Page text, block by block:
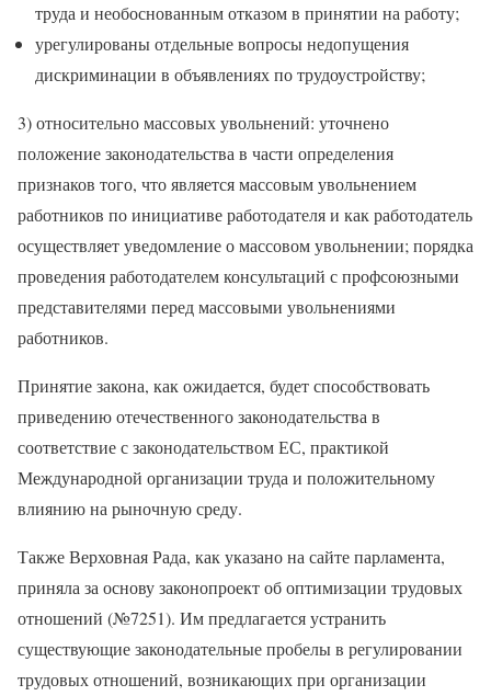
труда и необоснованным отказом в принятии на работу;
урегулированы отдельные вопросы недопущения
дискриминации в объявлениях по трудоустройству;
3) относительно массовых увольнений: уточнено
положение законодательства в части определения
признаков того, что является массовым увольнением
работников по инициативе работодателя и как работодатель
осуществляет уведомление о массовом увольнении; порядка
проведения работодателем консультаций с профсоюзными
представителями перед массовыми увольнениями
работников.
Принятие закона, как ожидается, будет способствовать
приведению отечественного законодательства в
соответствие с законодательством ЕС, практикой
Международной организации труда и положительному
влиянию на рыночную среду.
Также Верховная Рада, как указано на сайте парламента,
приняла за основу законопроект об оптимизации трудовых
отношений (№7251). Им предлагается устранить
существующие законодательные пробелы в регулировании
трудовых отношений, возникающих при организации